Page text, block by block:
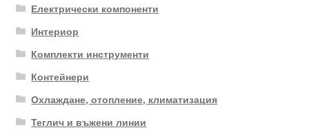
Електрически компоненти
Интериор
Комплекти инструменти
Контейнери
Охлаждане, отопление, климатизация
Теглич и въжени линии